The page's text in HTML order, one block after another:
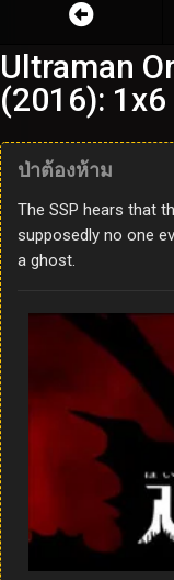
Ultraman
(2016): 1x6
ป่าต้องห้าม
The SSP hears that
supposedly no one
a ghost.